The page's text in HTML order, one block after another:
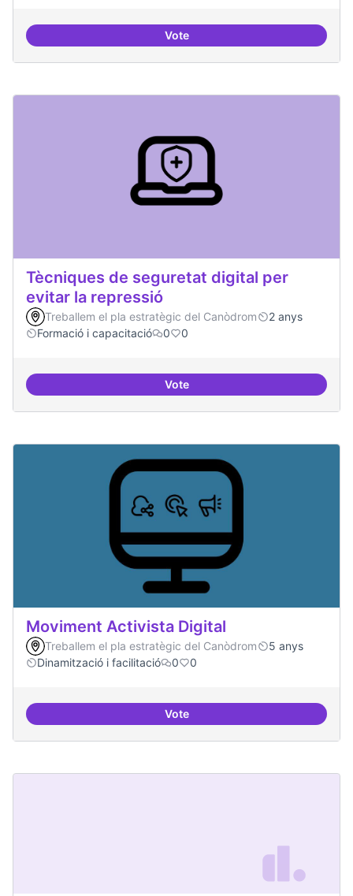
VoteDigitalització de l'administració
Tècniques de seguretat digital per
evitar la repressió
Treballem el pla estratègic del Canòdrom
2 anys
Formació i capacitació
0 0
VoteTècniques de seguretat digital
Moviment Activista Digital
Treballem el pla estratègic del Canòdrom
5 anys
Dinamització i facilitació
0 0
VoteMoviment Activista Digital